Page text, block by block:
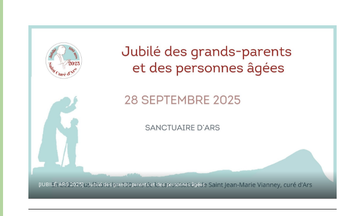
[JUBILÉ ARS 2025] - Jubilé des grands-parents et des personnes âgées